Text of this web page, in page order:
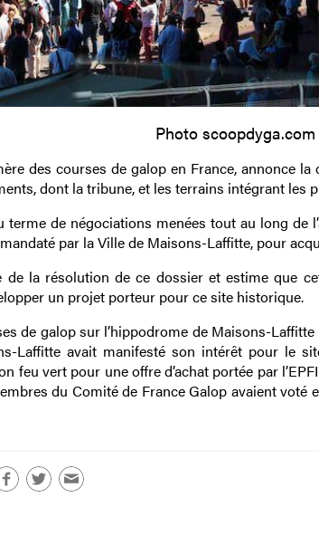
Photo scoopdyga.com
des courses de galop en France, annonce
dont la tribune, et les terrains intégrant les
de négociations menées tout au long de
mandaté par la Ville de Maisons-Laffitte, pour
de la résolution de ce dossier et estime que
un projet porteur pour ce site historique.
de galop sur l’hippodrome de Maisons-
Laffitte avait manifesté son intérêt pour le
feu vert pour une offre d’achat portée par
du Comité de France Galop avaient voté